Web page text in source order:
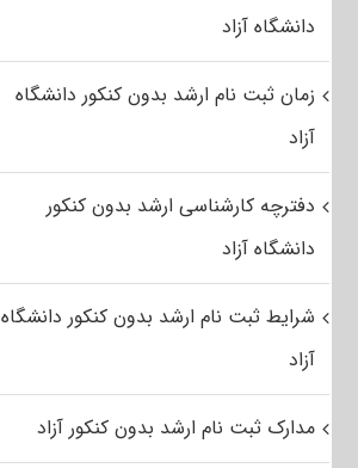
دانشگاه آزاد
زمان ثبت نام ارشد بدون کنکور دانشگاه
آزاد
دفترچه کارشناسی ارشد بدون کنکور
دانشگاه آزاد
شرایط ثبت نام ارشد بدون کنکور دانشگاه
آزاد
مدارک ثبت نام ارشد بدون کنکور آزاد